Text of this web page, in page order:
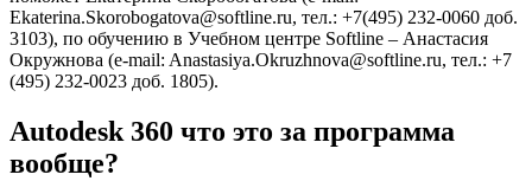
Ekaterina.Skorobogatova@softline.ru, тел.: +7(495) 232-0060 доб.
3103), по обучению в Учебном центре Softline – Анастасия
Окружнова (e-mail: Anastasiya.Okruzhnova@softline.ru, тел.: +7
(495) 232-0023 доб. 1805).
Autodesk 360 что это за программа
вообще?